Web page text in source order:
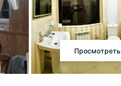
Просмотреть